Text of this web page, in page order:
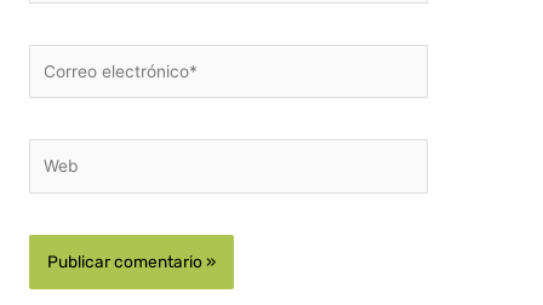
electrónico*